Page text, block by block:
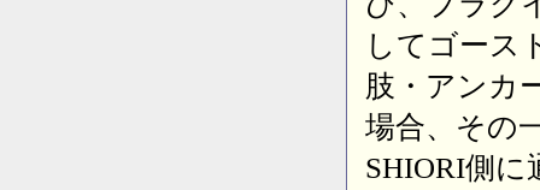
してゴース
肢・アンカ
場合、その
SHIORI側